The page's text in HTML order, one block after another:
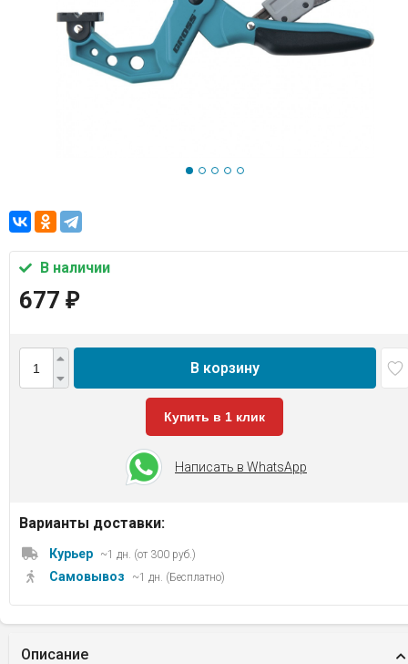
В наличии
677 ₽
В корзину
Купить в 1 клик
Написать в WhatsApp
Варианты доставки:
Курьер ~1 дн. (от 300 руб.)
Самовывоз ~1 дн. (Бесплатно)
Описание